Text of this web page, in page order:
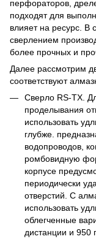
перфораторов,
подходят для
влияет на ресурс. В
сверлением
более прочных и
Далее рассмотрим
соответствуют
Сверло RS-TX.
проделывания
использовать
глубже.
водопроводов,
ромбовидную
корпусе
периодически
отверстий. С
использовать
облегченные
дистанции и 950